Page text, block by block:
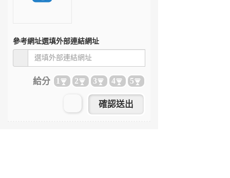
參考網址選填外部連結網址
給分 1 2 3 4 5